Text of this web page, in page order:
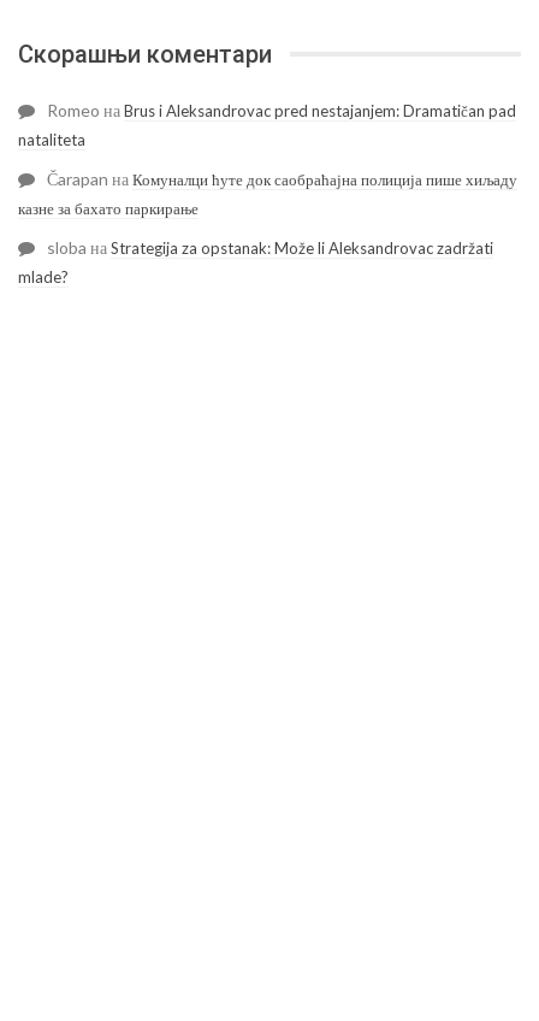
Скорашњи коментари
Romeo наBrus i Aleksandrovac pred nestajanjem: Dramatičan pad
nataliteta
Čarapan наКомуналци ћуте док саобраћајна полиција пише хиљаду
казне за бахато паркирање
sloba наStrategija za opstanak: Može li Aleksandrovac zadržati
mlade?